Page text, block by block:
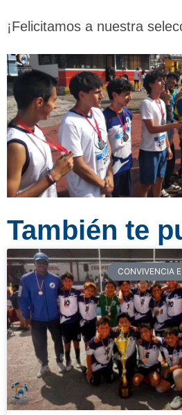
¡Felicitamos a nuestra
También te
CONVIVENCIA